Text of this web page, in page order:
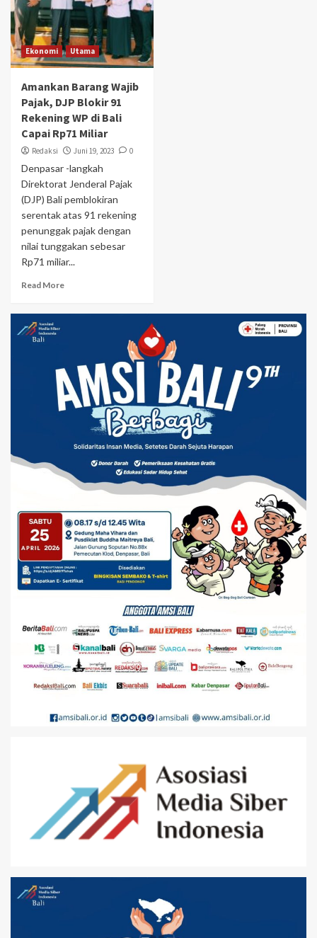
Ekonomi Utama
Amankan Barang Wajib
Pajak, DJP Blokir 91
Rekening WP di Bali
Capai Rp71 Miliar
Redaksi Juni 19, 2023 0
Denpasar -langkah
Direktorat Jenderal Pajak
(DJP) Bali pemblokiran
serentak atas 91 rekening
penunggak pajak dengan
nilai tunggakan sebesar
Rp71 miliar...
Read More